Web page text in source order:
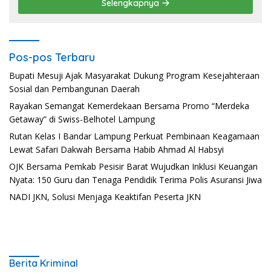
Selengkapnya
Pos-pos Terbaru
Bupati Mesuji Ajak Masyarakat Dukung Program Kesejahteraan
Sosial dan Pembangunan Daerah
Rayakan Semangat Kemerdekaan Bersama Promo “Merdeka
Getaway” di Swiss-Belhotel Lampung
Rutan Kelas I Bandar Lampung Perkuat Pembinaan Keagamaan
Lewat Safari Dakwah Bersama Habib Ahmad Al Habsyi
OJK Bersama Pemkab Pesisir Barat Wujudkan Inklusi Keuangan
Nyata: 150 Guru dan Tenaga Pendidik Terima Polis Asuransi Jiwa
NADI JKN, Solusi Menjaga Keaktifan Peserta JKN
Berita Kriminal